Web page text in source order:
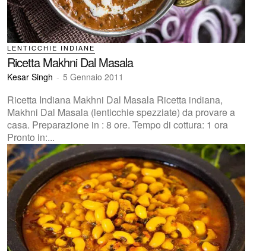
LENTICCHIE INDIANE
Ricetta Makhni Dal Masala
Kesar Singh - 5 Gennaio 2011
Ricetta Indiana Makhni Dal Masala Ricetta indiana,
Makhni Dal Masala (lenticchie spezziate) da provare a
casa. Preparazione in : 8 ore. Tempo di cottura: 1 ora
Pronto in:...